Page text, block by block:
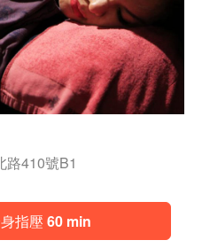
路410號B1
指壓 60 min